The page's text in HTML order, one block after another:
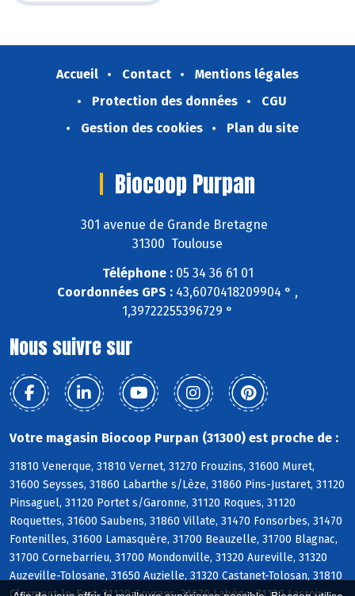
Accueil Contact
Mentions légales
Protection des données
CGU
Gestion des cookies
Plan du site
Biocoop Purpan
301 avenue de Grande Bretagne
31300 Toulouse
Téléphone :05 34 36 61 01
Coordonnées GPS : 43,6070418209904 ° ,
1,39722255396729 °
Nous suivre sur
Votre magasin Biocoop Purpan (31300) est proche de :
31810 Venerque, 31810 Vernet, 31270 Frouzins, 31600 Muret,
31600 Seysses, 31860 Labarthe s/Lèze, 31860 Pins-Justaret, 31120
Pinsaguel, 31120 Portet s/Garonne, 31120 Roques, 31120
Roquettes, 31600 Saubens, 31860 Villate, 31470 Fonsorbes, 31470
Fontenilles, 31600 Lamasquère, 31700 Beauzelle, 31700 Blagnac,
31700 Cornebarrieu, 31700 Mondonville, 31320 Aureville, 31320
Auzeville-Tolosane, 31650 Auzielle, 31320 Castanet-Tolosan, 31810